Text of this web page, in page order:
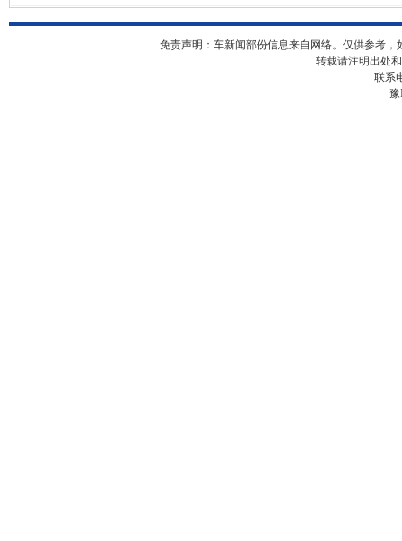
免责声明：车新闻部份信息来自网络。仅供参考
转载请注明出处
联系
豫